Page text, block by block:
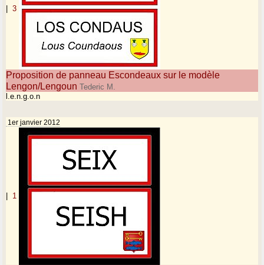
| 3
Proposition de panneau Escondeaux sur le modèle
Lengon/Lengoun Tederic M.
l.e.n.g.o.n
1er janvier 2012
| 1